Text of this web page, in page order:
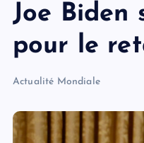
Joe Biden
pour le
Actualité Mondiale